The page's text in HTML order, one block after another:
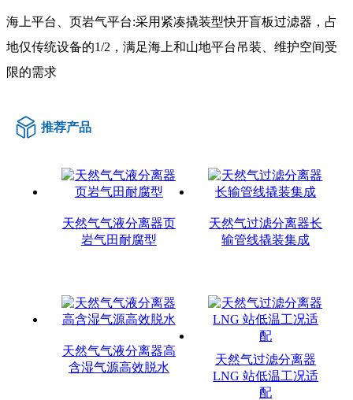
海上平台、页岩气平台:采用紧凑撬装型快开盲板过滤器，占
地仅传统设备的1/2，满足海上和山地平台吊装、维护空间受
限的需求
推荐产品
天然气气液分离器页
岩气田耐腐型
天然气过滤分离器长
输管线撬装集成
天然气气液分离器高
含湿气源高效脱水
天然气过滤分离器
LNG 站低温工况适
配